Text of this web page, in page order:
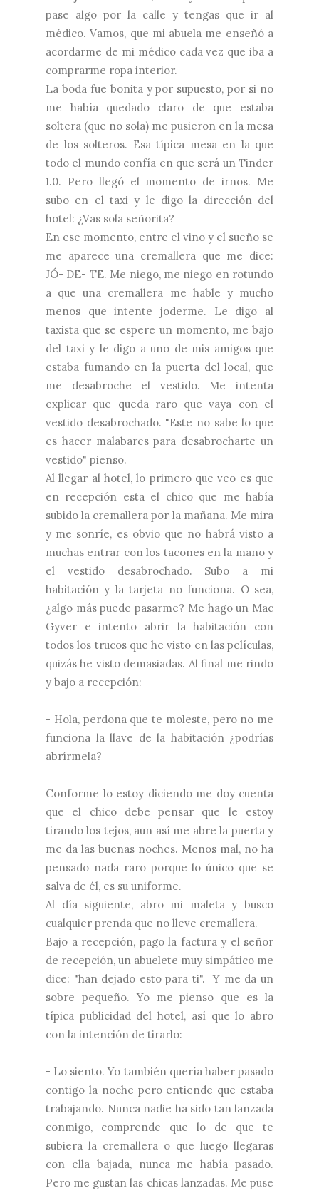
pase algo por la calle y tengas que ir al
médico. Vamos, que mi abuela me enseñó a
acordarme de mi médico cada vez que iba a
comprarme ropa interior.
La boda fue bonita y por supuesto, por si no
me había quedado claro de que estaba
soltera (que no sola) me pusieron en la mesa
de los solteros. Esa típica mesa en la que
todo el mundo confía en que será un Tinder
1.0. Pero llegó el momento de irnos. Me
subo en el taxi y le digo la dirección del
hotel: ¿Vas sola señorita?
En ese momento, entre el vino y el sueño se
me aparece una cremallera que me dice:
JÓ- DE- TE. Me niego, me niego en rotundo
a que una cremallera me hable y mucho
menos que intente joderme. Le digo al
taxista que se espere un momento, me bajo
del taxi y le digo a uno de mis amigos que
estaba fumando en la puerta del local, que
me desabroche el vestido. Me intenta
explicar que queda raro que vaya con el
vestido desabrochado. "Este no sabe lo que
es hacer malabares para desabrocharte un
vestido" pienso.
Al llegar al hotel, lo primero que veo es que
en recepción esta el chico que me había
subido la cremallera por la mañana. Me mira
y me sonríe, es obvio que no habrá visto a
muchas entrar con los tacones en la mano y
el vestido desabrochado. Subo a mi
habitación y la tarjeta no funciona. O sea,
¿algo más puede pasarme? Me hago un Mac
Gyver e intento abrir la habitación con
todos los trucos que he visto en las películas,
quizás he visto demasiadas. Al final me rindo
y bajo a recepción:
- Hola, perdona que te moleste, pero no me
funciona la llave de la habitación ¿podrías
abrírmela?
Conforme lo estoy diciendo me doy cuenta
que el chico debe pensar que le estoy
tirando los tejos, aun así me abre la puerta y
me da las buenas noches. Menos mal, no ha
pensado nada raro porque lo único que se
salva de él, es su uniforme.
Al día siguiente, abro mi maleta y busco
cualquier prenda que no lleve cremallera.
Bajo a recepción, pago la factura y el señor
de recepción, un abuelete muy simpático me
dice: "han dejado esto para ti". Y me da un
sobre pequeño. Yo me pienso que es la
típica publicidad del hotel, así que lo abro
con la intención de tirarlo:
- Lo siento. Yo también quería haber pasado
contigo la noche pero entiende que estaba
trabajando. Nunca nadie ha sido tan lanzada
conmigo, comprende que lo de que te
subiera la cremallera o que luego llegaras
con ella bajada, nunca me había pasado.
Pero me gustan las chicas lanzadas. Me puse